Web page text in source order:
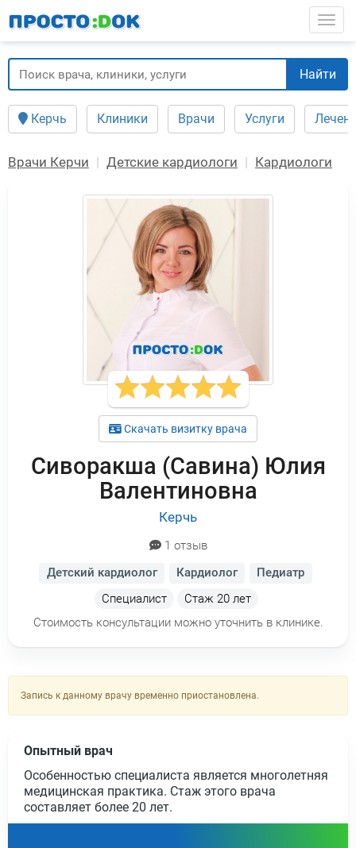
содержанию
Найти
Керчь Клиники Врачи Услуги
Врачи Керчи Детские кардиологи Кардиологи
Скачать визитку врача
Сиворакша (Савина) Юлия
Валентиновна
Керчь
1 отзыв
Детский кардиолог
Кардиолог
Педиатр
Специалист
Стаж 20 лет
Стоимость консультации можно уточнить в клинике.
Запись к данному врачу временно приостановлена.
Опытный врач
Особенностью специалиста является многолетняя
медицинская практика. Стаж этого врача
составляет более 20 лет.